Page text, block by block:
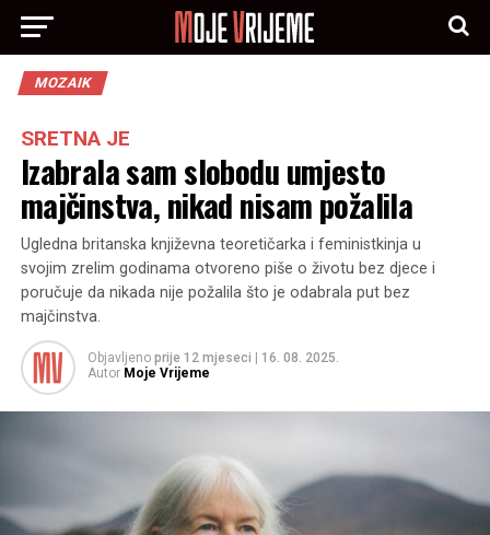
MOZAIK
SRETNA JE
Izabrala sam slobodu umjesto
majčinstva, nikad nisam požalila
Ugledna britanska književna teoretičarka i feministkinja u
svojim zrelim godinama otvoreno piše o životu bez djece i
poručuje da nikada nije požalila što je odabrala put bez
majčinstva.
Objavljeno prije 12 mjeseci
16. 08. 2025.
Autor Moje Vrijeme